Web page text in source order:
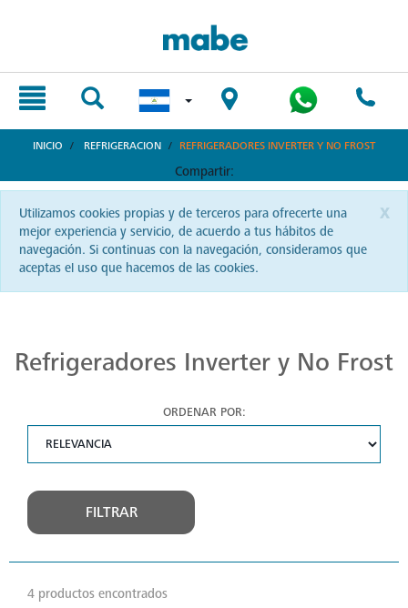
INICIO REFRIGERACION REFRIGERADORES INVERTER Y NO FROST
Compartir:
x
Utilizamos cookies propias y de terceros para ofrecerte una
mejor experiencia y servicio, de acuerdo a tus hábitos de
navegación. Si continuas con la navegación, consideramos que
aceptas el uso que hacemos de las cookies.
Refrigeradores Inverter y No Frost
ORDENAR POR:
FILTRAR
4 productos encontrados